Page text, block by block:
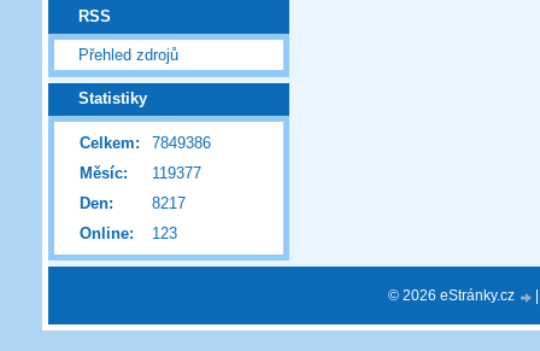
RSS
Přehled zdrojů
Statistiky
Online: 123
Celkem:
7849386
Měsíc:
119377
Den:
8217
© 2026 eStránky.cz